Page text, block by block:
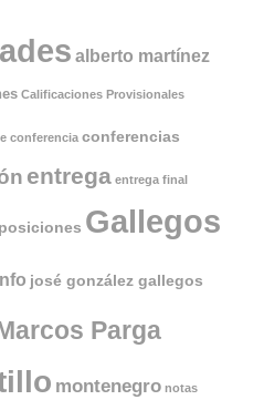
alberto martínez
Calificaciones Provisionales
conferencia conferencias
entrega entrega final
Gallegos
Info josé gonzález gallegos
Parga
montenegro notas